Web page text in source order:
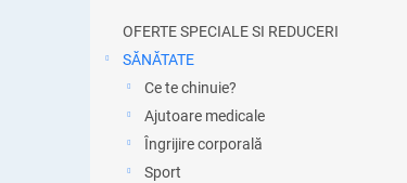
OFERTE SPECIALE SI REDUCERI
SĂNĂTATE
Ce te chinuie?
Ajutoare medicale
Îngrijire corporală
Sport